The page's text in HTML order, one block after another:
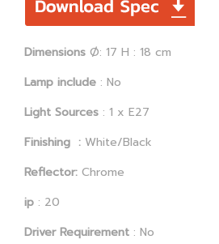
Dimensions Ø: 17 H : 18 cm
Lamp include : No
Light Sources : 1 x E27
Finishing : White/Black
Reflector: Chrome
ip : 20
Driver Requirement : No